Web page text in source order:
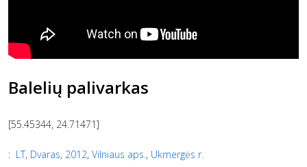
Balelių palivarkas
[55.45344, 24.71471]
: LT, Dvaras, 2012, Vilniaus aps. , Ukmergės r.